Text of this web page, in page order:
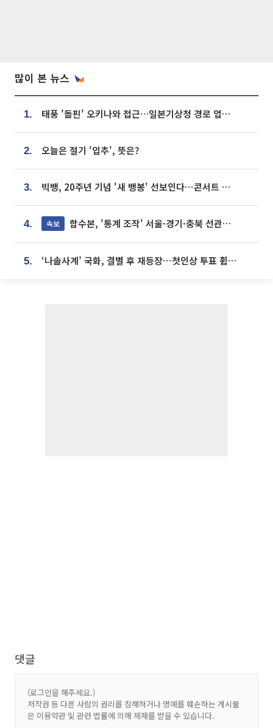
많이 본 뉴스
1. 태풍 '돌핀' 오키나와 접근…일본기상청 경로 업데이트
2. 오늘은 절기 '입추', 뜻은?
3. 빅뱅, 20주년 기념 '새 뱅봉' 선보인다⋯콘서트 앞두고 팝업 개최
4. 속보 합수본, '통계 조작' 서울·경기·충북 선관위 등 추가 압수수색
5. ‘나솔사계’ 국화, 결별 후 재등장⋯첫인상 투표 휩쓸고 ‘인기녀’ 등극
댓글